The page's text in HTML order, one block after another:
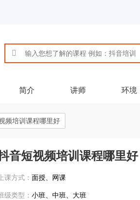
简介 讲师 环境
频培训课程哪里好
音短视频培训课程哪里好
上课方式：面授、网课
级类型：小班、中班、大班